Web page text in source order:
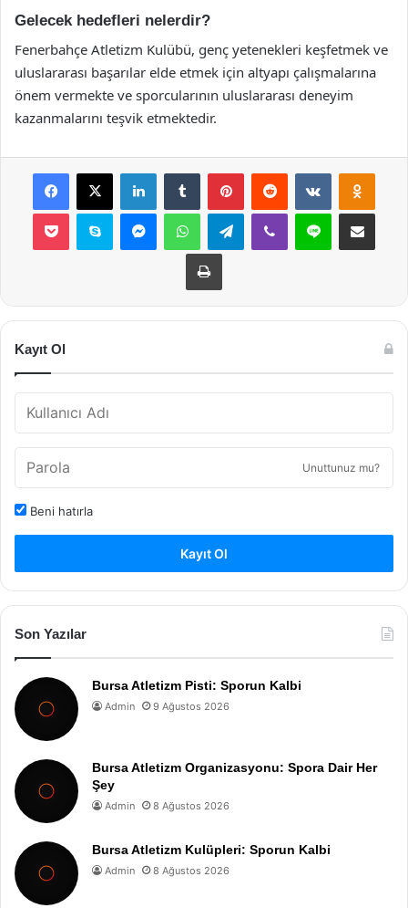
Gelecek hedefleri nelerdir?
Fenerbahçe Atletizm Kulübü, genç yetenekleri keşfetmek ve
uluslararası başarılar elde etmek için altyapı çalışmalarına
önem vermekte ve sporcularının uluslararası deneyim
kazanmalarını teşvik etmektedir.
Facebook
X LinkedInTumblr PinterestReddit VKontakte
Pocket Skype MessengerWhatsAppTelegramViber Line E-Posta ile
Yazdır
Kayıt Ol
Unuttunuz mu?
Beni hatırla
Kayıt Ol
Son Yazılar
Bursa Atletizm Pisti: Sporun Kalbi
Admin 9 Ağustos 2026
Bursa Atletizm Organizasyonu: Spora Dair Her
Şey
Admin 8 Ağustos 2026
Bursa Atletizm Kulüpleri: Sporun Kalbi
Admin 8 Ağustos 2026